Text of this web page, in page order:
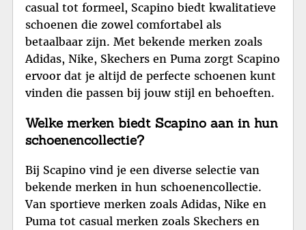
casual tot formeel, Scapino biedt kwalitatieve
schoenen die zowel comfortabel als
betaalbaar zijn. Met bekende merken zoals
Adidas, Nike, Skechers en Puma zorgt Scapino
ervoor dat je altijd de perfecte schoenen kunt
vinden die passen bij jouw stijl en behoeften.
Welke merken biedt Scapino aan in hun
schoenencollectie?
Bij Scapino vind je een diverse selectie van
bekende merken in hun schoenencollectie.
Van sportieve merken zoals Adidas, Nike en
Puma tot casual merken zoals Skechers en